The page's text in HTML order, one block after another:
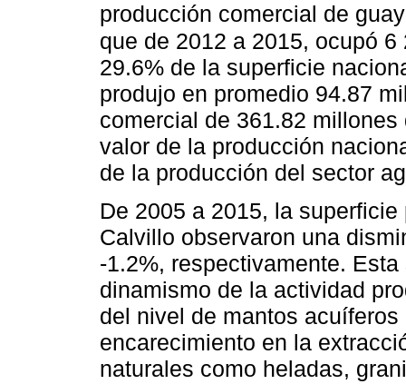
producción comercial de
que de 2012 a 2015, ocupó
29.6% de la superficie
produjo en promedio 94.87
comercial de 361.82
valor de la producción
de la producción del sector
De 2005 a 2015, la
Calvillo observaron una
-1.2%, respectivamente.
dinamismo de la actividad
del nivel de mantos
encarecimiento en la
naturales como heladas,